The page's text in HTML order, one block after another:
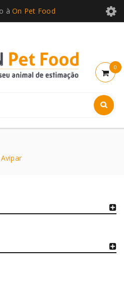
àOn Pet Food
0
Avipar